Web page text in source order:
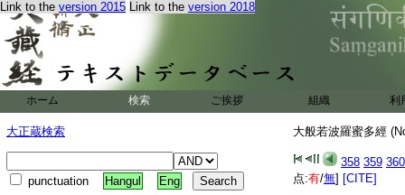
Link to the version 2015 Link to the version 2018
ホーム 検索 ご挨拶 組織 利
大正蔵検索
punctuation Hangul Eng
大般若波羅蜜多經
358 359 360
点:有/無] [CITE]
可得。離八勝處九
薩無所有不可得。
性空。何以故。四
有不可得故。菩薩
薩摩訶薩亦無所有
五根五力七等覺支
聖道支性空。何以
支性空中。四正斷
可得故。菩薩摩訶
四正斷四神足五根